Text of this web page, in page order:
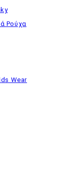
Ρούχα
Wear